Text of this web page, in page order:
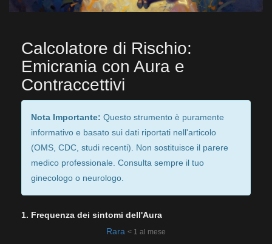
Calcolatore di Rischio:
Emicrania con Aura e
Contraccettivi
Nota Importante: Questo strumento è puramente
informativo e basato sui dati riportati nell'articolo
(OMS, CDC, studi recenti). Non sostituisce il parere
medico professionale. Consulta sempre il tuo
ginecologo o neurologo.
1. Frequenza dei sintomi dell'Aura
Rara < 1 al mese